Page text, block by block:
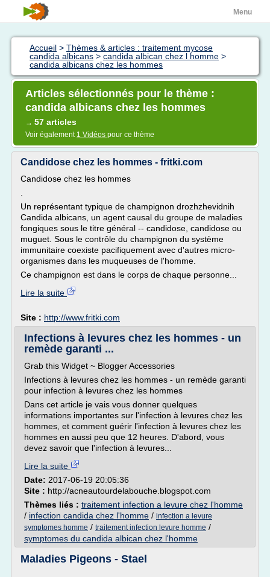
Menu
Accueil > Thèmes & articles : traitement mycose
candida albicans > candida albican chez l homme >
candida albicans chez les hommes
Articles sélectionnés pour le thème :
candida albicans chez les hommes
→ 57 articles
Voir également 1 Vidéos pour ce thème
Candidose chez les hommes - fritki.com
Candidose chez les hommes
Un représentant typique de champignon drozhzhevidnih
Candida albicans, un agent causal du groupe de maladies
fongiques sous le titre général -- candidose, candidose ou
muguet. Sous le contrôle du champignon du système
immunitaire coexiste pacifiquement avec d'autres micro-
organismes dans les muqueuses de l'homme.
Ce champignon est dans le corps de chaque personne...
Lire la suite
Site : http://www.fritki.com
Infections à levures chez les hommes - un
remède garanti ...
Grab this Widget ~ Blogger Accessories
Infections à levures chez les hommes - un remède garanti
pour infection à levures chez les hommes
Dans cet article je vais vous donner quelques
informations importantes sur l'infection à levures chez les
hommes, et comment guérir l'infection à levures chez les
hommes en aussi peu que 12 heures. D'abord, vous
devez savoir que l'infection à levures...
Lire la suite
Date: 2017-06-19 20:05:36
Site : http://acneautourdelabouche.blogspot.com
Thèmes liés : traitement infection a levure chez l'homme
/ infection candida chez l'homme / infection a levure
symptomes homme / traitement infection levure homme /
symptomes du candida albican chez l'homme
Maladies Pigeons - Stael